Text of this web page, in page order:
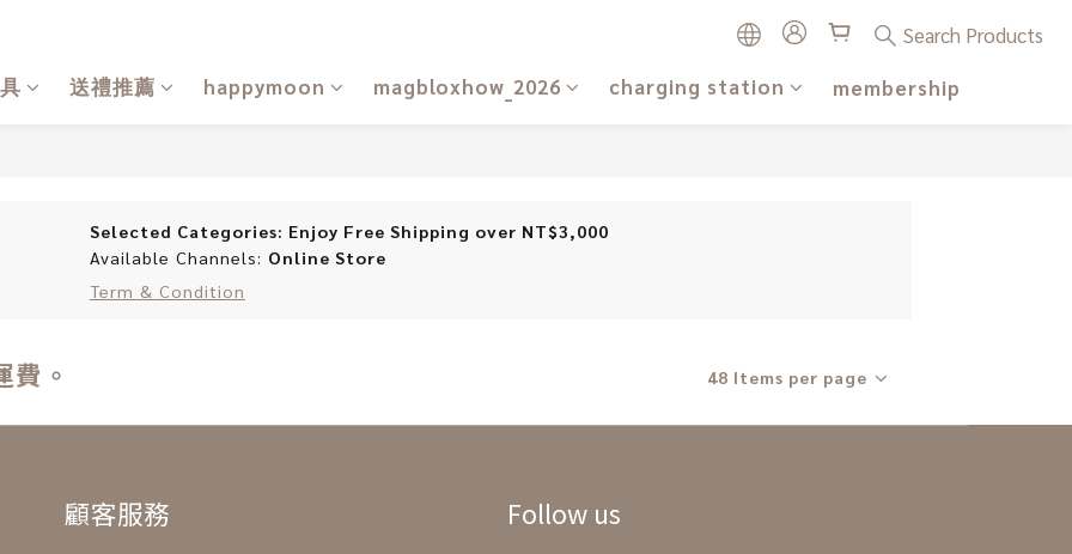
Search Products
送禮推薦 happymoon magbloxhow_2026 charging station membership
Selected Categories: Enjoy Free Shipping over NT$3,000
Available Channels: Online Store
Term & Condition
。 48 Items per page
顧客服務 Follow us